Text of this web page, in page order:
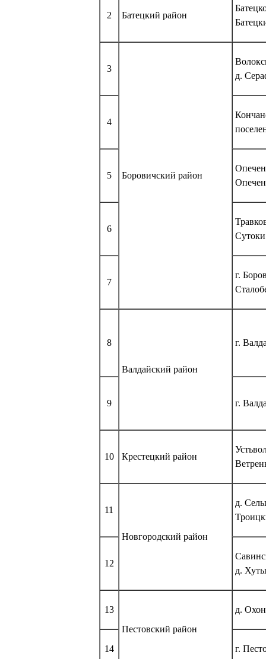
2 Батецкий район
3
Боровичский район
д.
4
5
6
7
г.
8
Валдайский район
г.
9 г.
10 Крестецкий район
11
Новгородский район
д.
12
д.
13
Пестовский район
д.
14 г.